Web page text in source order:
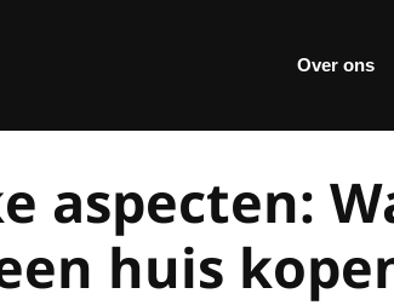
Over ons
aspecten:
huis